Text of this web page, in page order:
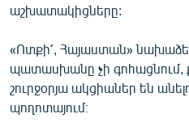
աշխատակիցները:
«Ոտքի՛, Հայաստան»
պատասխանը չի գոհացնում,
շուրջօրյա ակցիաներ են
պողոտայում։